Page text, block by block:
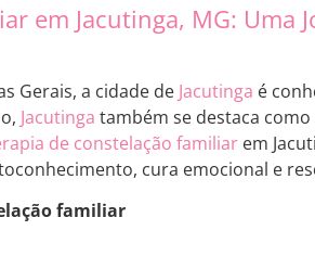
em Jacutinga, MG: Uma
Gerais, a cidade de Jacutinga é
Jacutinga também se destaca
de constelação familiar em
cura emocional e
familiar